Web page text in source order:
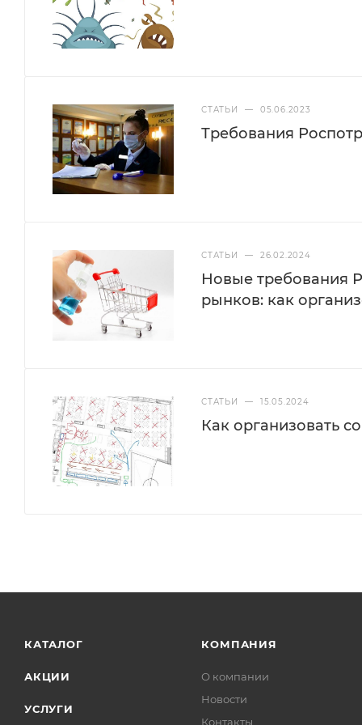
СТАТЬИ — 05.06.2023
Требования
СТАТЬИ — 26.02.2024
Новые требования
рынков: как
СТАТЬИ — 15.05.2024
Как организовать
КАТАЛОГ
АКЦИИ
УСЛУГИ
КОМПАНИЯ
О компании
Новости
Контакты